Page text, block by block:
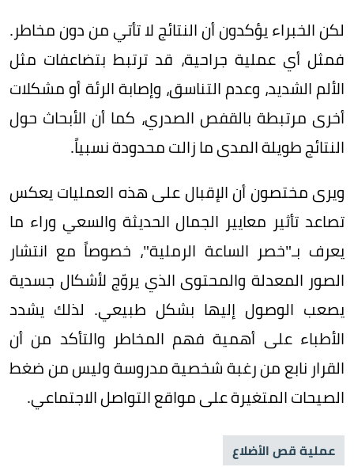
لكن الخبراء يؤكدون أن النتائج لا تأتي من دون مخاطر.
فمثل أي عملية جراحية، قد ترتبط بتضاعفات مثل
الألم الشديد، وعدم التناسق، وإصابة الرئة أو مشكلات
أخرى مرتبطة بالقفص الصدري، كما أن الأبحاث حول
النتائج طويلة المدى ما زالت محدودة نسبياً.
ويرى مختصون أن الإقبال على هذه العمليات يعكس
تصاعد تأثير معايير الجمال الحديثة والسعي وراء ما
يعرف بـ"خصر الساعة الرملية"، خصوصاً مع انتشار
الصور المعدلة والمحتوى الذي يروّج لأشكال جسدية
يصعب الوصول إليها بشكل طبيعي. لذلك يشدد
الأطباء على أهمية فهم المخاطر والتأكد من أن
القرار نابع من رغبة شخصية مدروسة وليس من ضغط
الصيحات المتغيرة على مواقع التواصل الاجتماعي.
عملية قص الأضلاع